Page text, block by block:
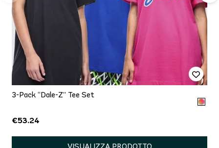
3-Pack “Dale-Z” Tee Set
€53.24